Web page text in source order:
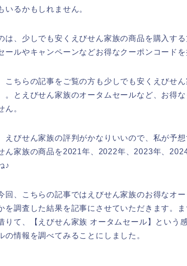
いるかもしれません。
は、少しでも安くえびせん家族の商品を購入す
ールやキャンペーンなどお得なクーポンコード
こちらの記事をご覧の方も少しでも安くえびせ
。とえびせん家族のオータムセールなど、お得
ん。
えびせん家族の評判がかなりいいので、私が予
ん家族の商品を2021年、2022年、2023年、
♪
回、こちらの記事ではえびせん家族のお得なオ
を調査した結果を記事にさせていただきます。
りて、【えびせん家族 オータムセール】という
の情報を調べてみることにしました。